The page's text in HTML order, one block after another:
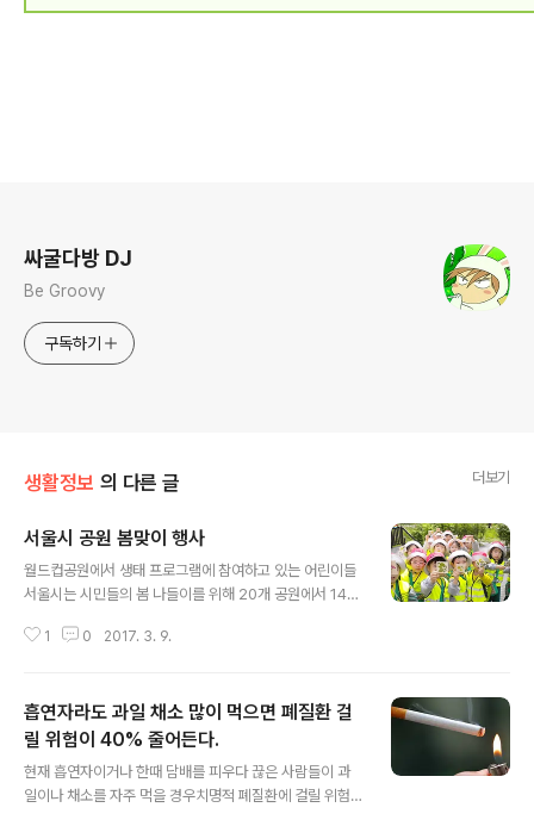
싸굴다방 DJ
Be Groovy
구독하기
생활정보 의 다른 글 더보기
서울시 공원 봄맞이 행사
월드컵공원에서 생태 프로그램에 참여하고 있는 어린이들
서울시는 시민들의 봄 나들이를 위해 20개 공원에서 14개
까지 화전놀이, 모내기, 양봉 체험부터 가드닝, 생태탐방,
이지와 서울시 공공서비스예약 홈페이지를 통해 할 수 있
다. 봄맞이 행사 운영하는 20개 공원 안내 삼짇날부터 단
옷날까지 봄맞이 행사 보라매, 서울숲, 월드컵공원 등 삼짇
날, 단오, 어린이날을 맞이하여 온 가족과 함께 즐길 수 있
1 0 2017. 3. 9.
흡연자라도 과일 채소 많이 먹으면 폐질환 걸
릴 위험이 40% 줄어든다.
현재 흡연자이거나 한때 담배를 피우다 끊은 사람들이 과
일이나 채소를 자주 먹을 경우치명적 폐질환에 걸릴 위험